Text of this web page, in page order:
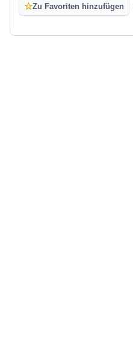
☆Zu Favoriten hinzufügen